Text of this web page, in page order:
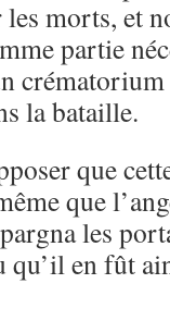
morts, et
partie
la bataille.
que
que
les
qu’il en fût